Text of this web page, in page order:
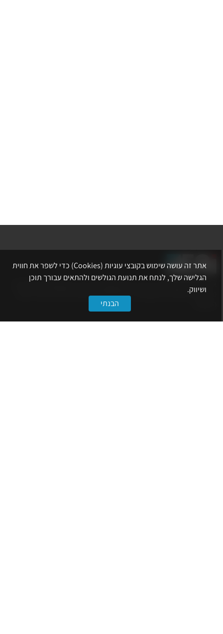
אתר לשכת המהנדסים, האדריכלים והאקדמאים בעלי המקצועות הטכנולוגיים
מרכז את הפעילויות המקצועיות, ההשתלמויות, ההטבות ואירועי הפנאי לאנשי
אתר זה עושה שימוש בקובצי עוגיות (Cookies) כדי לשפר את חווית
הגלישה שלך, לנתח את תנועת הגולשים ולהתאים עבורך תוכן
ושיווק.
הבנתי